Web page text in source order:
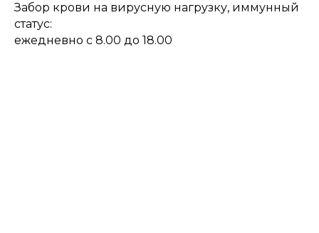
Забор крови на вирусную нагрузку, иммунный
статус:
ежедневно с 8.00 до 18.00